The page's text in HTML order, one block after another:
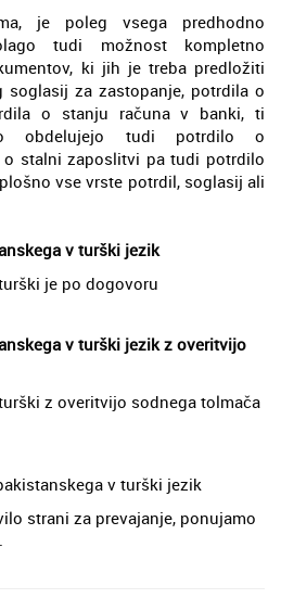
je poleg vsega predhodno
tudi možnost kompletno
ki jih je treba predložiti
za zastopanje, potrdila o
o stanju računa v banki, ti
obdelujejo tudi potrdilo o
o stalni zaposlitvi pa tudi potrdilo
vse vrste potrdil, soglasij ali
v turški jezik
je po dogovoru
v turški jezik z overitvijo
z overitvijo sodnega tolmača
v turški jezik
strani za prevajanje, ponujamo